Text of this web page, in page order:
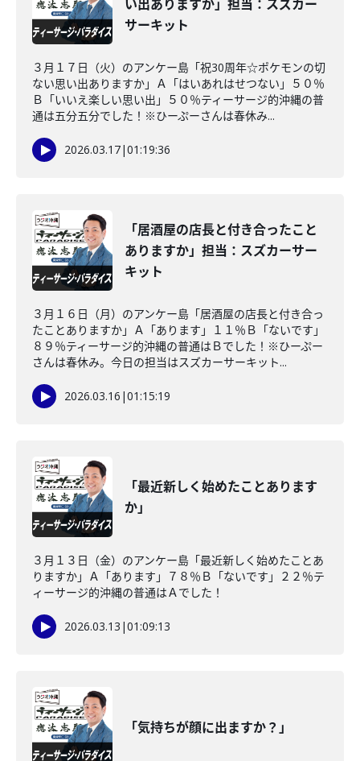
い出ありますか」担当：スズカー
サーキット
３月１７日（火）のアンケー島「祝30周年☆ポケモンの切
ない思い出ありますか」Ａ「はいあれはせつない」５０％
Ｂ「いいえ楽しい思い出」５０％ティーサージ的沖縄の普
通は五分五分でした！※ひーぷーさんは春休み...
2026.03.17|01:19:36
「居酒屋の店長と付き合ったこと
ありますか」担当：スズカーサー
キット
３月１６日（月）のアンケー島「居酒屋の店長と付き合っ
たことありますか」Ａ「あります」１１％Ｂ「ないです」
８９％ティーサージ的沖縄の普通はＢでした！※ひーぷー
さんは春休み。今日の担当はスズカーサーキット...
2026.03.16 |01:15:19
「最近新しく始めたことあります
か」
３月１３日（金）のアンケー島「最近新しく始めたことあ
りますか」Ａ「あります」７８％Ｂ「ないです」２２％テ
ィーサージ的沖縄の普通はＡでした！
2026.03.13 |01:09:13
「気持ちが顔に出ますか？」